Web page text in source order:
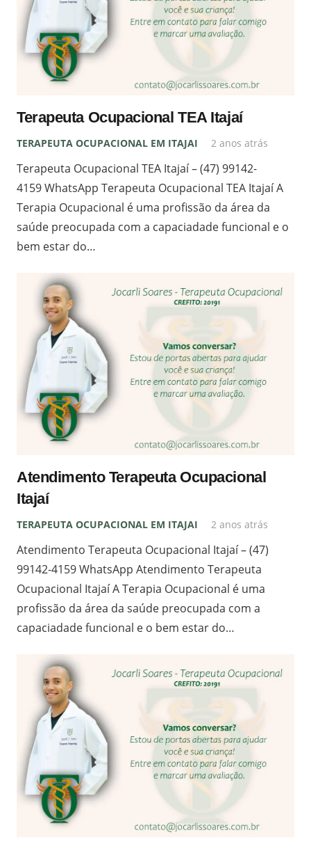
Terapeuta Ocupacional TEA Itajaí
TERAPEUTA OCUPACIONAL EM ITAJAI 2 anos atrás
Terapeuta Ocupacional TEA Itajaí – (47) 99142-
4159 WhatsApp Terapeuta Ocupacional TEA Itajaí A
Terapia Ocupacional é uma profissão da área da
saúde preocupada com a capaciadade funcional e o
bem estar do…
Atendimento Terapeuta Ocupacional
Itajaí
TERAPEUTA OCUPACIONAL EM ITAJAI 2 anos atrás
Atendimento Terapeuta Ocupacional Itajaí – (47)
99142-4159 WhatsApp Atendimento Terapeuta
Ocupacional Itajaí A Terapia Ocupacional é uma
profissão da área da saúde preocupada com a
capaciadade funcional e o bem estar do…